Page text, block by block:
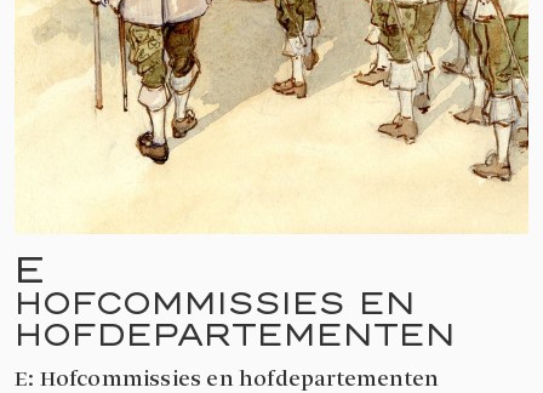
E
HOFCOMMISSIES EN
HOFDEPARTEMENTEN
E: Hofcommissies en hofdepartementen